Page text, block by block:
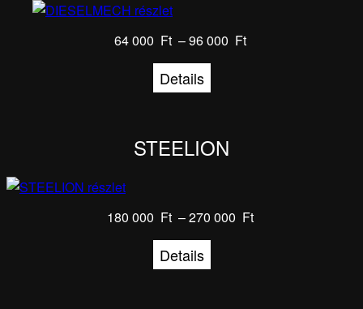
64 000 Ft –96 000 Ft
Details
STEELION
180 000 Ft –270 000 Ft
Details